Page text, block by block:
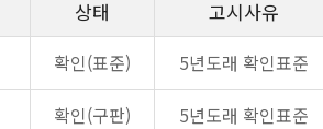
상태 고시사유
확인(표준) 5년도래 확인표준
확인(구판) 5년도래 확인표준